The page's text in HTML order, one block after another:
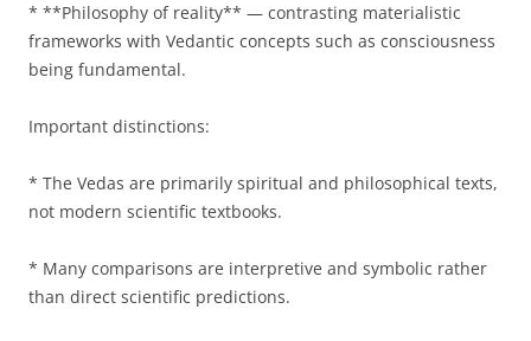
* **Philosophy of reality** — contrasting materialistic
frameworks with Vedantic concepts such as consciousness
being fundamental.
Important distinctions:
* The Vedas are primarily spiritual and philosophical texts,
not modern scientific textbooks.
* Many comparisons are interpretive and symbolic rather
than direct scientific predictions.